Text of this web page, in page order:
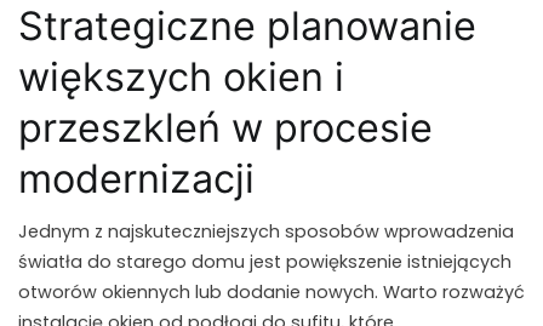
Strategiczne planowanie
większych okien i
przeszkleń w procesie
modernizacji
Jednym z najskuteczniejszych sposobów wprowadzenia
światła do starego domu jest powiększenie istniejących
otworów okiennych lub dodanie nowych. Warto rozważyć